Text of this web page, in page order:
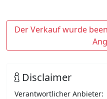
Der Verkauf wurde
Disclaimer
Verantwortlicher Anbieter: